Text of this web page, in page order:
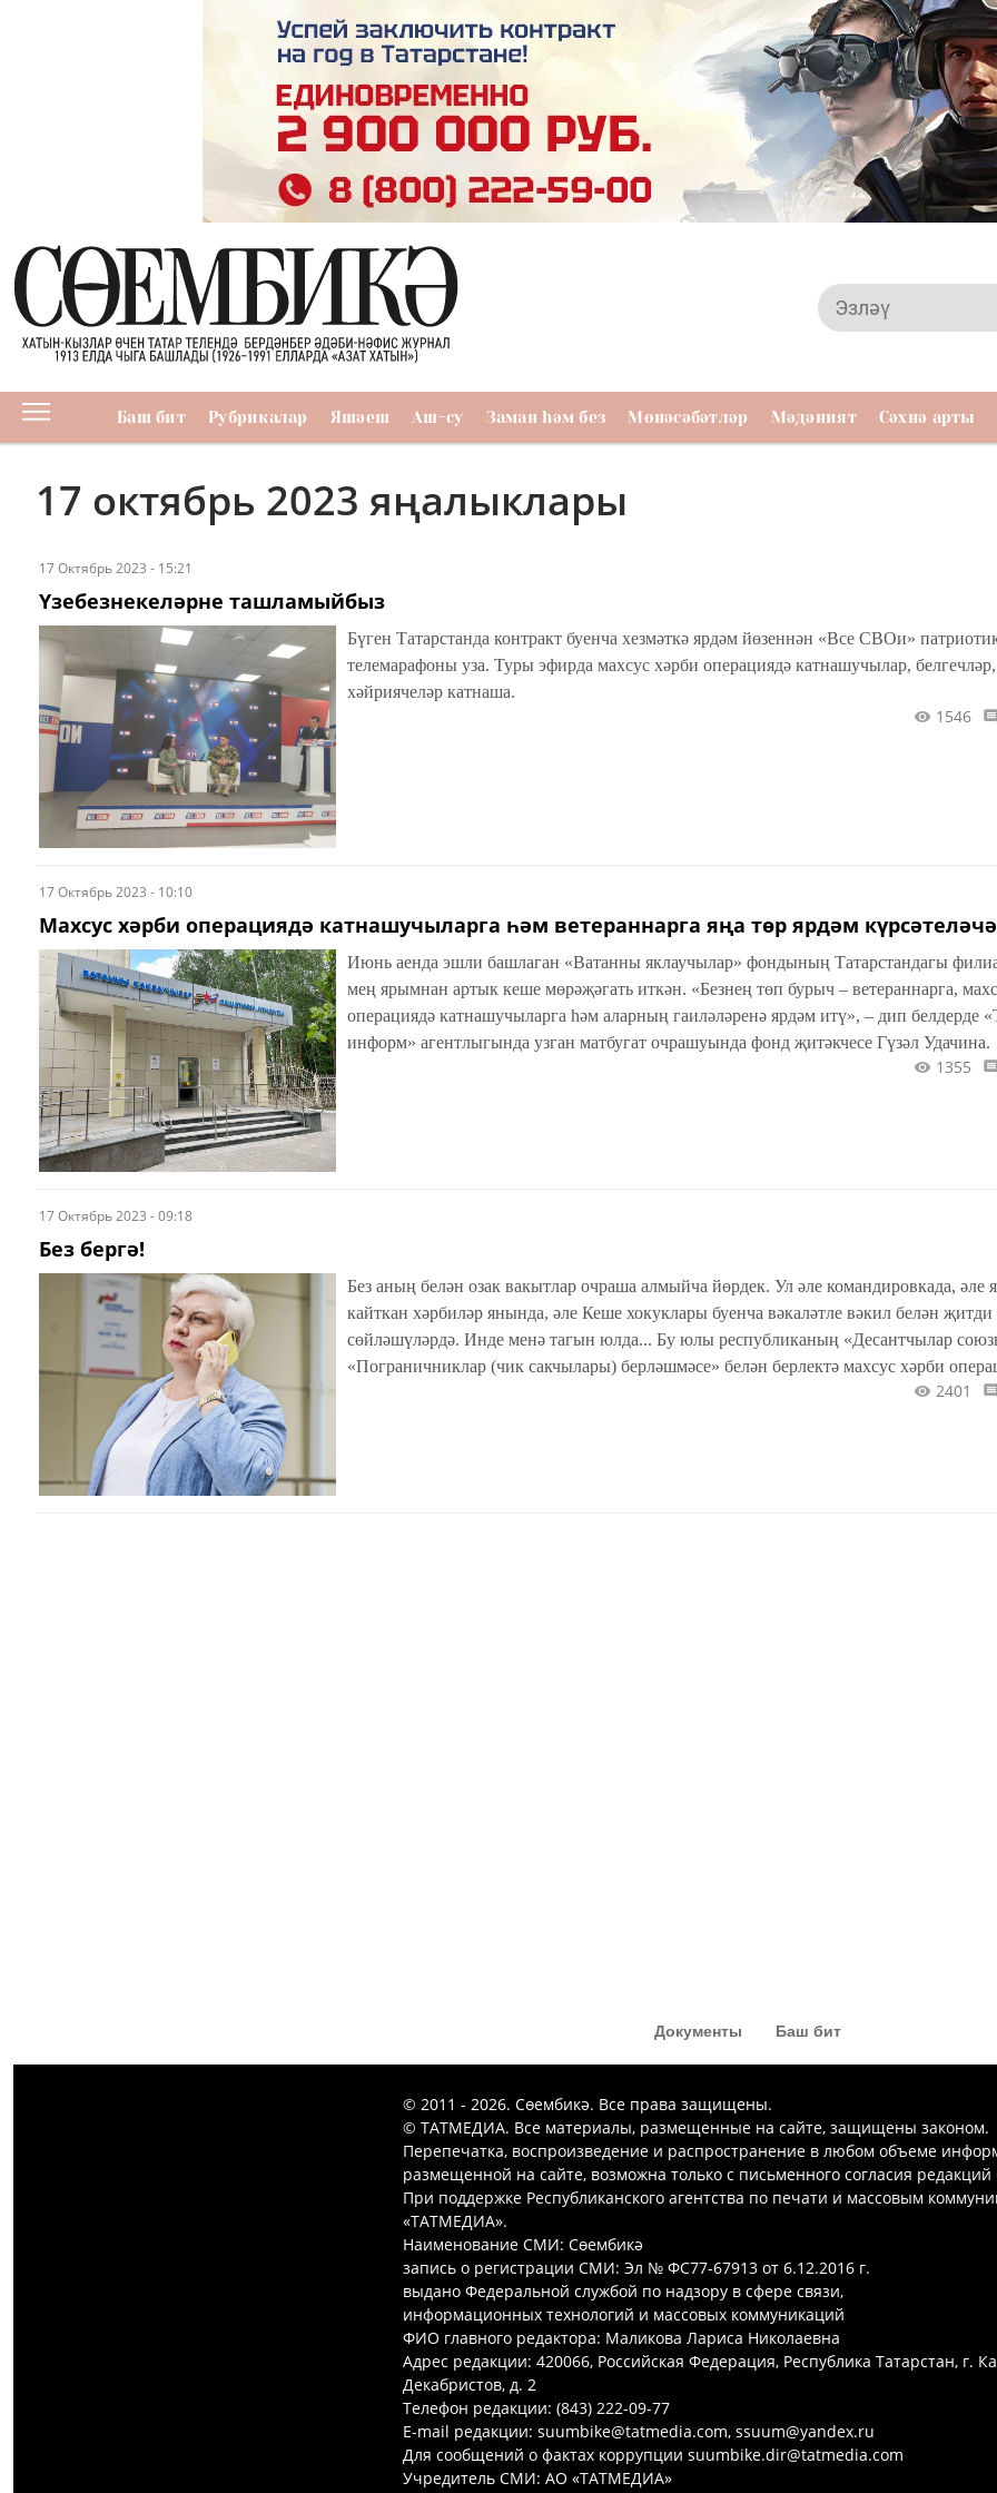
Баш бит Рубрикалар Яшәеш Аш-су Заман һәм без Мөнәсәбәтләр Мәдәният Сәхнә арты
17 октябрь 2023 яңалыклары
17 Октябрь 2023 - 15:21
Үзебезнекеләрне ташламыйбыз
Бүген Татарстанда контракт буенча хезмәткә ярдәм йөзеннән «Все СВОи»
телемарафоны уза. Туры эфирда махсус хәрби операциядә катнашучылар, белгечләр,
хәйриячеләр катнаша.
1546
17 Октябрь 2023 - 10:10
Махсус хәрби операциядә катнашучыларга һәм ветераннарга яңа төр ярдәм
Июнь аенда эшли башлаган «Ватанны яклаучылар» фондының Татарстандагы
мең ярымнан артык кеше мөрәҗәгать иткән. «Безнең төп бурыч – ветераннарга,
операциядә катнашучыларга һәм аларның гаиләләренә ярдәм итү», – дип белдерде
информ» агентлыгында узган матбугат очрашуында фонд җитәкчесе Гүзәл Удачина.
1355
17 Октябрь 2023 - 09:18
Без бергә!
Без аның белән озак вакытлар очраша алмыйча йөрдек. Ул әле командировкада, әле
кайткан хәрбиләр янында, әле Кеше хокуклары буенча вәкаләтле вәкил белән җитди
сөйләшүләрдә. Инде менә тагын юлда... Бу юлы республиканың «Десантчылар
«Пограничниклар (чик сакчылары) берләшмәсе» белән берлектә махсус хәрби
зонасына волонтерлар, җәмәгатьчелек һәм Татарстанның дини оешмалары ярдәмендә
2401
Документы Баш бит
© 2011 - 2026. Сөембикә. Все права защищены.
© ТАТМЕДИА. Все материалы, размещенные на сайте, защищены законом.
Перепечатка, воспроизведение и распространение в любом объеме
размещенной на сайте, возможна только с письменного согласия
При поддержке Республиканского агентства по печати и массовым
«ТАТМЕДИА».
Наименование СМИ: Сөембикә
запись о регистрации СМИ: Эл № ФС77-67913 от 6.12.2016 г.
выдано Федеральной службой по надзору в сфере связи,
информационных технологий и массовых коммуникаций
ФИО главного редактора: Маликова Лариса Николаевна
Адрес редакции: 420066, Российская Федерация, Республика Татарстан, г.
Декабристов, д. 2
Телефон редакции: (843) 222-09-77
E-mail редакции: suumbike@tatmedia.com, ssuum@yandex.ru
Для сообщений о фактах коррупции suumbike.dir@tatmedia.com
Учредитель СМИ: АО «ТАТМЕДИА»